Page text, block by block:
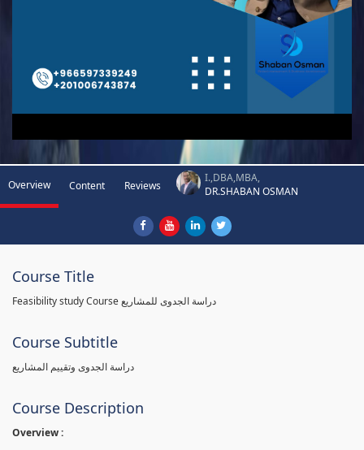
Overview Content Reviews
I.,DBA,MBA,
DR.SHABAN OSMAN
Course Title
Feasibility study Course دراسة الجدوى للمشاريع
Course Subtitle
دراسة الجدوى وتقييم المشاريع
Course Description
Overview :